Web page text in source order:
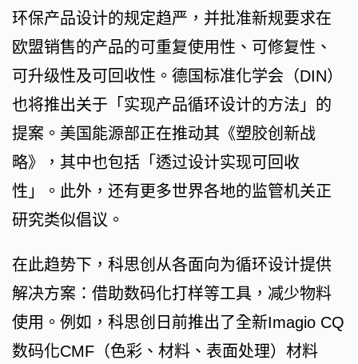
环保产品设计的规定趋严，并批准新规要求在
欧盟销售的产品的可重复使用性、可修复性、
可升级性及可回收性。德国标准化学会（DIN）
也将推出关于「实现产品循环设计的方法」的
提案。美国能源部正在推动其《塑胶创新战
略》，其中也包括「透过设计实现可回收
性」。此外，还有更多世界各地的监管机关正
研究类似倡议。
在此趋势下，科思创从各面向为循环设计提供
解决方案：借助数码化打样等工具，减少物料
使用。例如，科思创日前推出了全新Imagio CQ
数码化CMF（色彩、材料、表面处理）材料